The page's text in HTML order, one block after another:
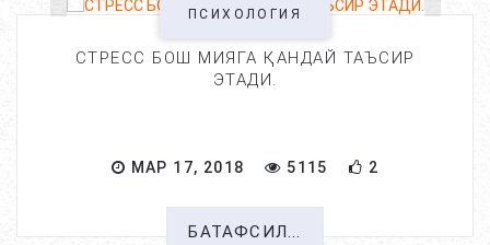
ПСИХОЛОГИЯ
СТРЕСС БОШ МИЯГА ҚАНДАЙ ТАЪСИР
ЭТАДИ.
МАР 17, 2018 5115 2
БАТАФСИЛ...